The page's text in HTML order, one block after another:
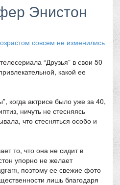
Энистон
“Друзья” в свои 50
какой ее
актрисе было уже за 40,
ничуть не стесняясь
что стесняться особо и
то, что она не сидит в
упорно не желает
поэтому ее свежие фото
лишь благодаря